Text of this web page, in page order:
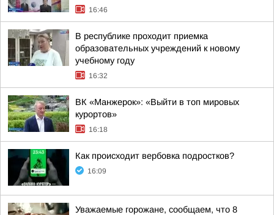
16:46
В республике проходит приемка
образовательных учреждений к новому
учебному году
16:32
ВК «Манжерок»: «Выйти в топ мировых
курортов»
16:18
Как происходит вербовка подростков?
16:09
Уважаемые горожане, сообщаем, что 8